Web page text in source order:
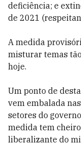
deficiência; e
de 2021
A medida
misturar temas
hoje.
Um ponto de
vem embalada
setores do
medida tem
liberalizante do